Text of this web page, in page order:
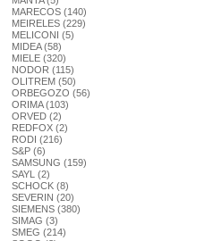
MARECOS (140)
MEIRELES (229)
MELICONI (5)
MIDEA (58)
MIELE (320)
NODOR (115)
OLITREM (50)
ORBEGOZO (56)
ORIMA (103)
ORVED (2)
REDFOX (2)
RODI (216)
S&P (6)
SAMSUNG (159)
SAYL (2)
SCHOCK (8)
SEVERIN (20)
SIEMENS (380)
SIMAG (3)
SMEG (214)